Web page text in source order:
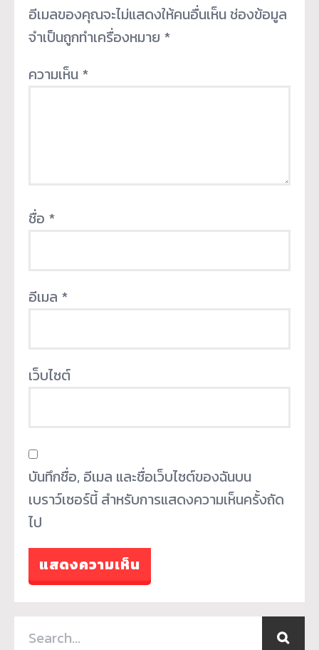
อีเมลของคุณจะไม่แสดงให้คนอื่นเห็น ช่องข้อมูล
จำเป็นถูกทำเครื่องหมาย *
ความเห็น *
ชื่อ *
อีเมล *
เว็บไซต์
บันทึกชื่อ, อีเมล และชื่อเว็บไซต์ของฉันบน
เบราว์เซอร์นี้ สำหรับการแสดงความเห็นครั้งถัด
ไป